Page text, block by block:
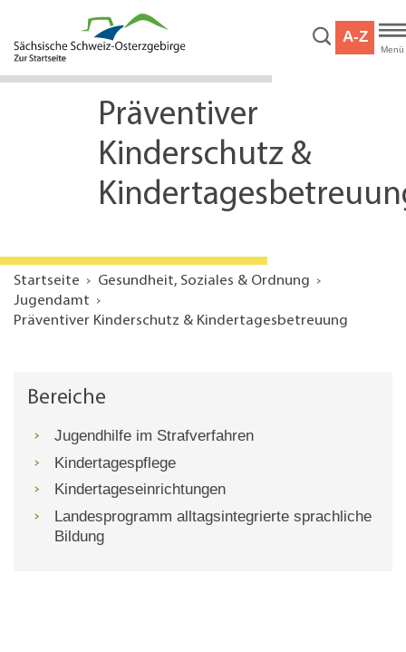
Hauptinhalt
Service
A-Z
Menü
Präventiver
Kinderschutz &
Startseite
Gesundheit, Soziales & Ordnung
Jugendamt
Präventiver Kinderschutz & Kindertagesbetreuung
Bereiche
Jugendhilfe im Strafverfahren
Kindertagespflege
Kindertageseinrichtungen
Landesprogramm alltagsintegrierte sprachliche
Bildung